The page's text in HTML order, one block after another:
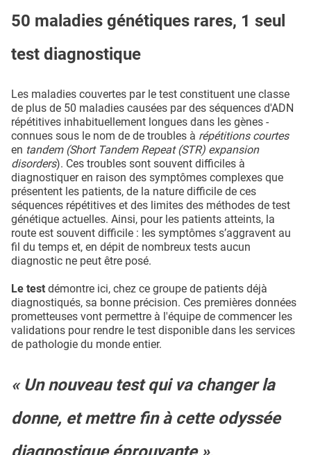
50 maladies génétiques rares, 1 seul
test diagnostique
Les maladies couvertes par le test constituent une classe
de plus de 50 maladies causées par des séquences d'ADN
répétitives inhabituellement longues dans les gènes -
connues sous le nom de de troubles à répétitions courtes
en tandem (Short Tandem Repeat (STR) expansion
disorders). Ces troubles sont souvent difficiles à
diagnostiquer en raison des symptômes complexes que
présentent les patients, de la nature difficile de ces
séquences répétitives et des limites des méthodes de test
génétique actuelles. Ainsi, pour les patients atteints, la
route est souvent difficile : les symptômes s’aggravent au
fil du temps et, en dépit de nombreux tests aucun
diagnostic ne peut être posé.
Le test démontre ici, chez ce groupe de patients déjà
diagnostiqués, sa bonne précision. Ces premières données
prometteuses vont permettre à l'équipe de commencer les
validations pour rendre le test disponible dans les services
de pathologie du monde entier.
« Un nouveau test qui va changer la
donne, et mettre fin à cette odyssée